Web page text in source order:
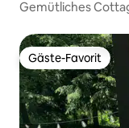
Gemütliches
Gäste-Favorit
Gäste-Favorit